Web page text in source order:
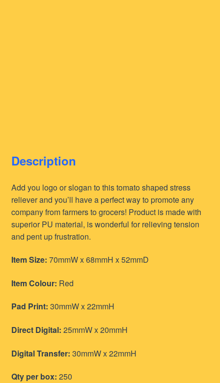
Description
Add you logo or slogan to this tomato shaped stress
reliever and you’ll have a perfect way to promote any
company from farmers to grocers! Product is made with
superior PU material, is wonderful for relieving tension
and pent up frustration.
Item Size: 70mmW x 68mmH x 52mmD
Item Colour: Red
Pad Print: 30mmW x 22mmH
Direct Digital: 25mmW x 20mmH
Digital Transfer: 30mmW x 22mmH
Qty per box: 250